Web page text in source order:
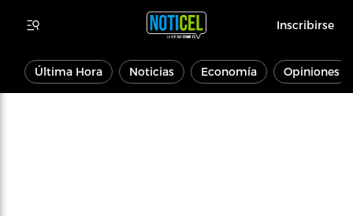
Inscribirse
Última Hora Noticias Economía Opiniones